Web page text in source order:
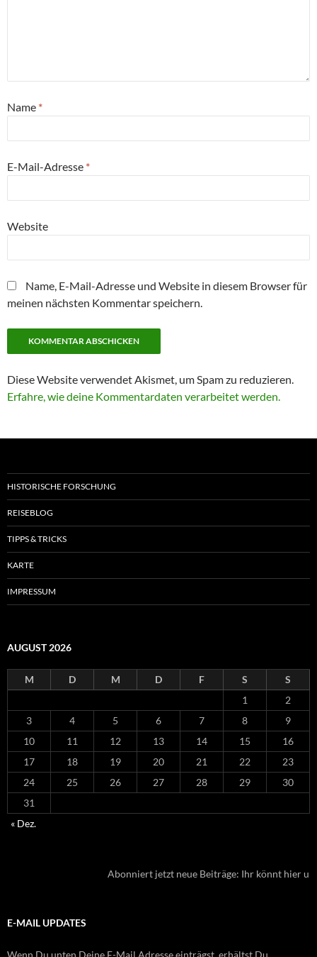
Name *
E-Mail-Adresse *
Website
Name, E-Mail-Adresse und Website in diesem Browser für
meinen nächsten Kommentar speichern.
Diese Website verwendet Akismet, um Spam zu reduzieren.
Erfahre, wie deine Kommentardaten verarbeitet werden.
HISTORISCHE FORSCHUNG
REISEBLOG
TIPPS & TRICKS
KARTE
IMPRESSUM
AUGUST 2026
M D M D F S
S
1
2
3
4 5 6 7 8
9
10
11 12 13 14 15
16
17
18 19 20 21 22
23
24
25 26 27 28 29
30
31
« Dez.
Abonniert jetzt neue Beiträge: Ihr könnt hier
E-MAIL UPDATES